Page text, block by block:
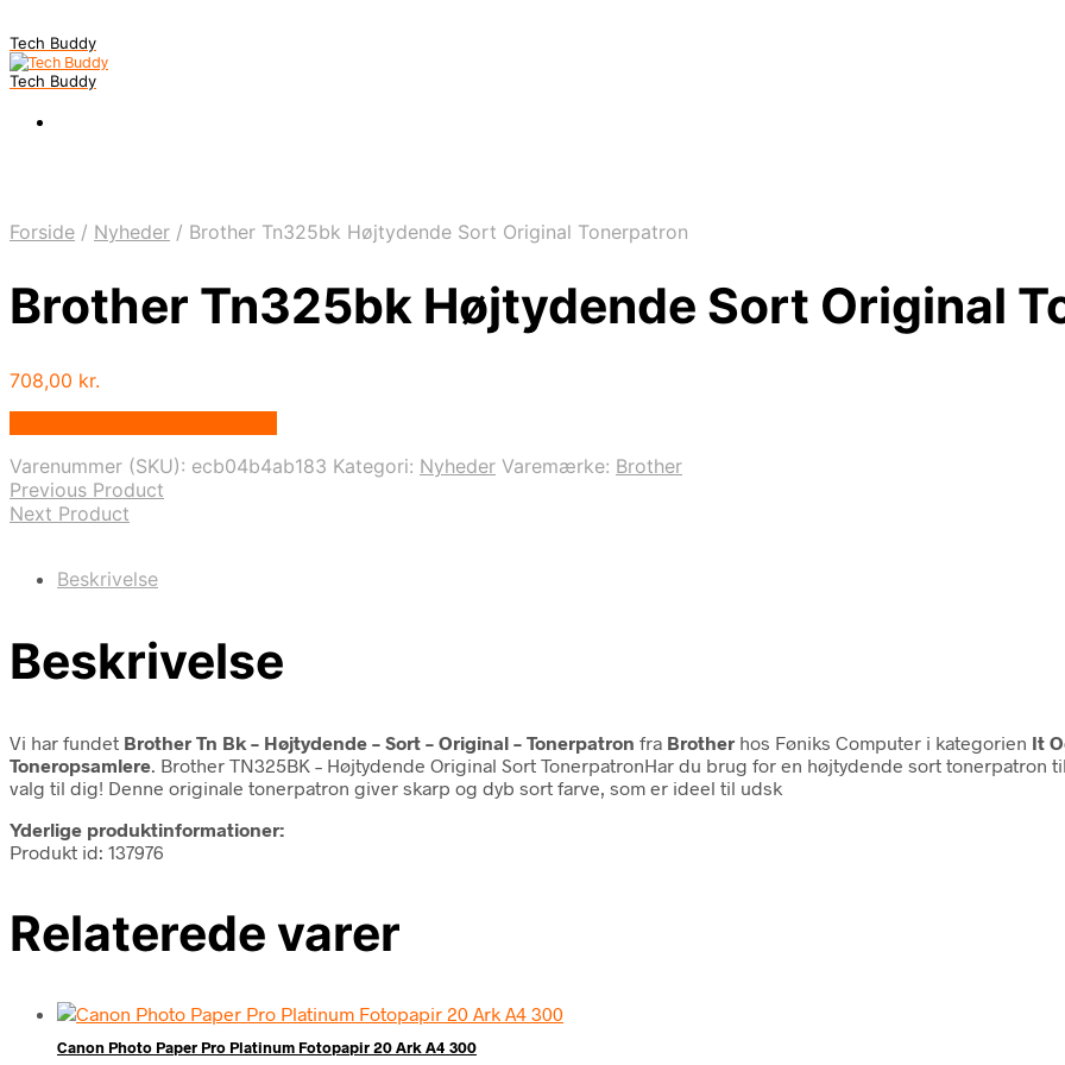
Tech Buddy
Tech Buddy
Forside / Nyheder / Brother Tn325bk Højtydende Sort Original Tonerpatron
Brother Tn325bk Højtydende Sort Original
708,00 kr.
Varenummer (SKU): ecb04b4ab183 Kategori: Nyheder Varemærke: Brother
Previous Product
Next Product
Beskrivelse
Beskrivelse
Vi har fundet Brother Tn Bk – Højtydende – Sort – Original – Tonerpatron fra Brother hos Føniks Computer i kategorien It
Toneropsamlere . Brother TN325BK – Højtydende Original Sort TonerpatronHar du brug for en højtydende sort
valg til dig! Denne originale tonerpatron giver skarp og dyb sort farve, som er ideel til udsk
Yderlige produktinformationer:
Produkt id: 137976
Relaterede varer
Canon Photo Paper Pro Platinum Fotopapir 20 Ark A4 300